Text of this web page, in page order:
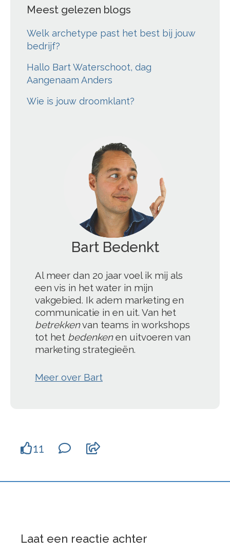
Meest gelezen blogs
Welk archetype past het best bij jouw
bedrijf?
Hallo Bart Waterschoot, dag
Aangenaam Anders
Wie is jouw droomklant?
';
Al meer dan 20 jaar voel ik mij als
een vis in het water in mijn
vakgebied. Ik adem marketing en
communicatie in en uit. Van het
betrekkenvan teams in workshops
tot het bedenkenen uitvoeren van
marketing strategieën.
Meer over Bart
11
Laat een reactie achter